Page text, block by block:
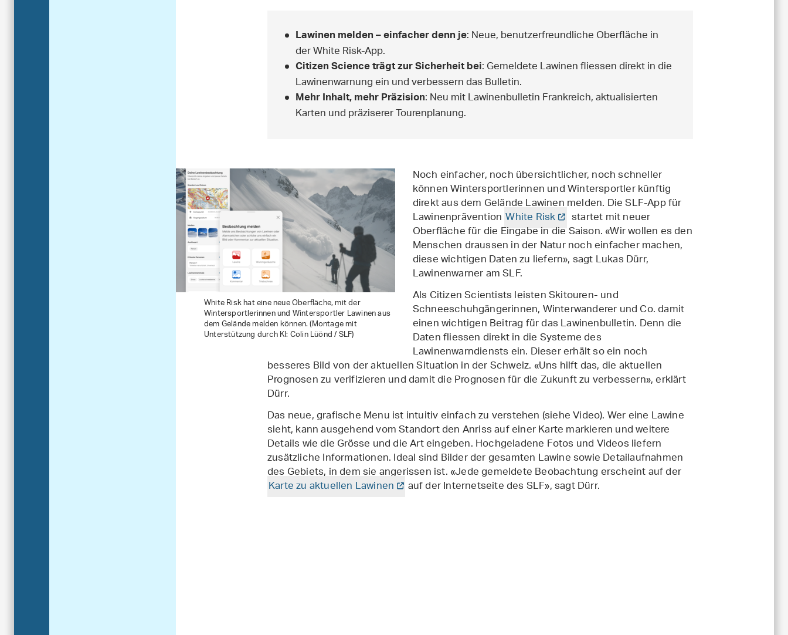
Lawinen melden – einfacher denn je: Neue, benutzerfreundliche Oberfläche in
der White Risk-App.
Citizen Science trägt zur Sicherheit bei: Gemeldete Lawinen fliessen direkt in die
Lawinenwarnung ein und verbessern das Bulletin.
Mehr Inhalt, mehr Präzision: Neu mit Lawinenbulletin Frankreich, aktualisierten
Karten und präziserer Tourenplanung.
White Risk hat eine neue Oberfläche, mit der
Wintersportlerinnen und Wintersportler Lawinen aus
dem Gelände melden können. (Montage mit
Unterstützung durch KI: Colin Lüönd / SLF)
Noch einfacher, noch übersichtlicher, noch schneller
können Wintersportlerinnen und Wintersportler künftig
direkt aus dem Gelände Lawinen melden. Die SLF-App für
Lawinenprävention White Risk startet mit neuer
Oberfläche für die Eingabe in die Saison. «Wir wollen es den
Menschen draussen in der Natur noch einfacher machen,
diese wichtigen Daten zu liefern», sagt Lukas Dürr,
Lawinenwarner am SLF.
Als Citizen Scientists leisten Skitouren- und
Schneeschuhgängerinnen, Winterwanderer und Co. damit
einen wichtigen Beitrag für das Lawinenbulletin. Denn die
Daten fliessen direkt in die Systeme des
Lawinenwarndiensts ein. Dieser erhält so ein noch
besseres Bild von der aktuellen Situation in der Schweiz. «Uns hilft das, die aktuellen
Prognosen zu verifizieren und damit die Prognosen für die Zukunft zu verbessern», erklärt
Dürr.
Das neue, grafische Menu ist intuitiv einfach zu verstehen (siehe Video). Wer eine Lawine
sieht, kann ausgehend vom Standort den Anriss auf einer Karte markieren und weitere
Details wie die Grösse und die Art eingeben. Hochgeladene Fotos und Videos liefern
zusätzliche Informationen. Ideal sind Bilder der gesamten Lawine sowie Detailaufnahmen
des Gebiets, in dem sie angerissen ist. «Jede gemeldete Beobachtung erscheint auf der
Karte zu aktuellen Lawinen auf der Internetseite des SLF», sagt Dürr.